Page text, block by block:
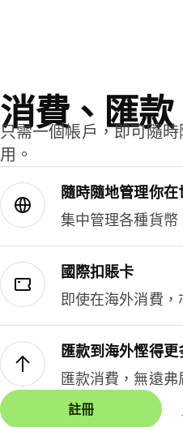
消費、匯
只需一個帳戶，即可隨
用。
隨時隨地管理你在
集中管理各種貨幣
國際扣賬卡
即使在海外消費
匯款到海外慳得更
匯款消費，無遠弗
註冊